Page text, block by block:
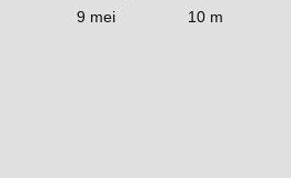
9 mei
10 mei